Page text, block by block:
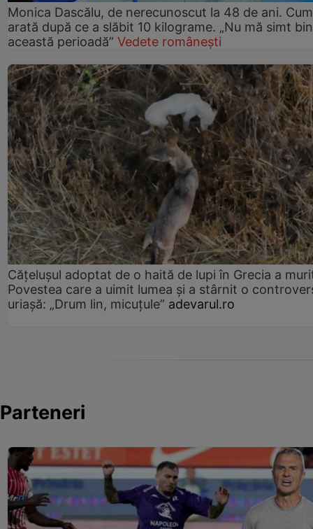
Monica Dascălu, de nerecunoscut la 48 de ani. Cum
arată după ce a slăbit 10 kilograme. „Nu mă simt
această perioadă” Vedete românești
Cățelușul adoptat de o haită de lupi în Grecia a
Povestea care a uimit lumea și a stârnit o
uriașă: „Drum lin, micuțule” adevarul.ro
Parteneri